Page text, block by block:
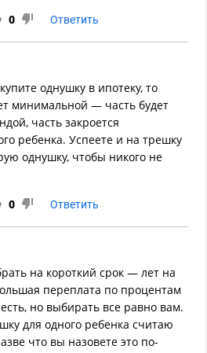
0 Ответить
однушку в ипотеку, то
минимальной — часть будет
часть закроется
ребенка. Успеете и на трешку
однушку, чтобы никого не
0 Ответить
на короткий срок — лет на
переплата по процентам
но выбирать все равно вам.
для одного ребенка считаю
что вы назовете это по-